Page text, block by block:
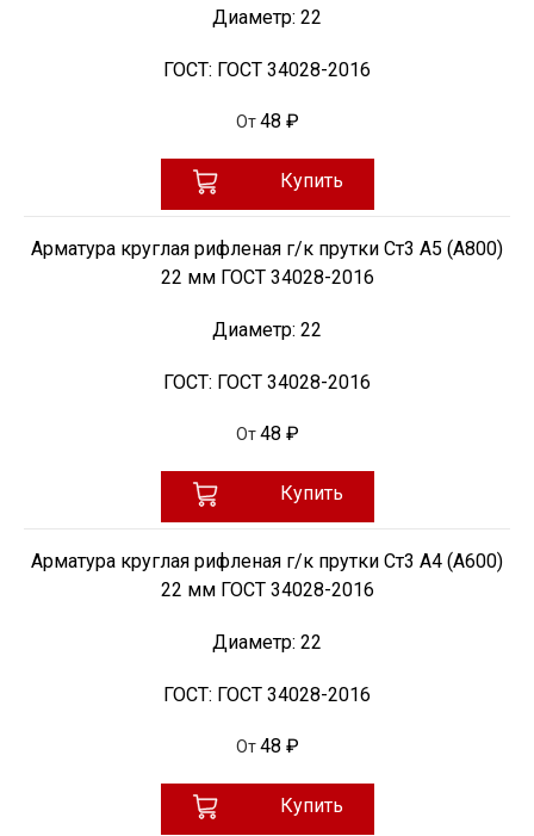
Диаметр: 22
ГОСТ: ГОСТ 34028-2016
От 48 ₽
Купить
Арматура круглая рифленая г/к прутки Ст3 А5 (А800)
22 мм ГОСТ 34028-2016
Диаметр: 22
ГОСТ: ГОСТ 34028-2016
От 48 ₽
Купить
Арматура круглая рифленая г/к прутки Ст3 А4 (А600)
22 мм ГОСТ 34028-2016
Диаметр: 22
ГОСТ: ГОСТ 34028-2016
От 48 ₽
Купить